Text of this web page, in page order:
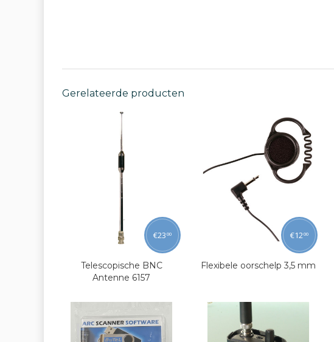
Gerelateerde producten
Telescopische BNC
Antenne 6157
€23 00
Flexibele oorschelp 3,5 mm
€1200